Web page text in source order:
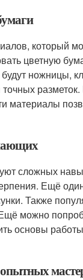
который
цветную
ножницы,
материалы
сложных
Ещё
Также
можно
основы